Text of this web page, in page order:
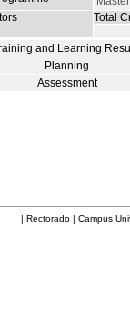
Total
and Learning
Planning
Assessment
| Campus